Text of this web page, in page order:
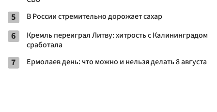
5 В России стремительно дорожает сахар
6
Кремль переиграл Литву: хитрость с Калининградом
сработала
7 Ермолаев день: что можно и нельзя делать 8 августа